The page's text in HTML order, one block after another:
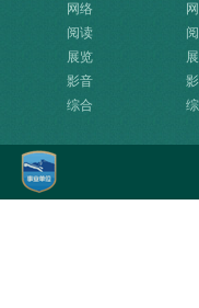
网络
阅读
展览
影音
综合